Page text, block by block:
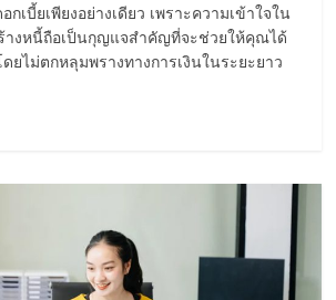
กเบี้ยเพียงอย่างเดียว เพราะความเข้าใจใน
างหนี้ถือเป็นกุญแจสำคัญที่จะช่วยให้คุณได้
ยไม่ตกหลุมพรางทางการเงินในระยะยาว